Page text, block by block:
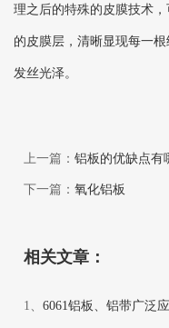
理之后的特殊的皮膜技术
的皮膜层，清晰显现每一
发丝光泽。
上一篇： 铝板的优缺点有
下一篇： 氧化铝板
相关文章：
1、 6061铝板、铝带广泛